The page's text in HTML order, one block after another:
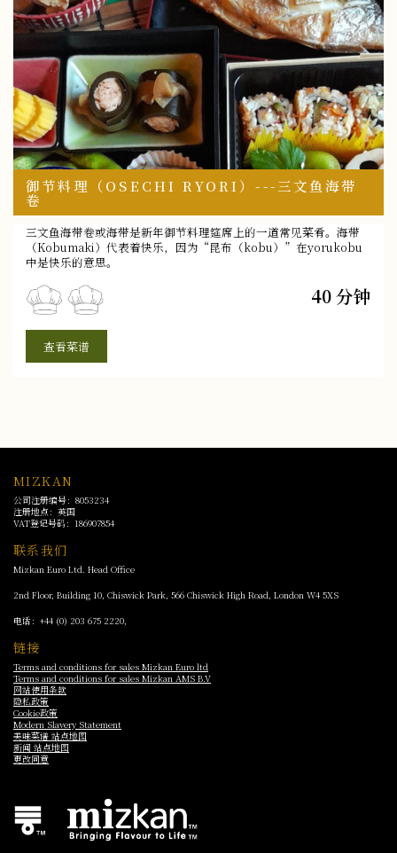
御节料理（OSECHI RYORI）---三文鱼海带
卷
三文鱼海带卷或海带是新年御节料理筵席上的一道常见菜肴。海带
（Kobumaki）代表着快乐，因为“昆布（kobu）”在yorukobu
中是快乐的意思。
40 分钟
查看菜谱
MIZKAN
公司注册编号：8053234
注册地点：英国
VAT登记号码：186907854
联系我们
Mizkan Euro Ltd. Head Office
2nd Floor, Building 10, Chiswick Park, 566 Chiswick High Road, London W4 5XS
电话： +44 (0) 203 675 2220,
链接
Terms and conditions for sales Mizkan Euro ltd
Terms and conditions for sales Mizkan AMS B.V
网站使用条款
隐私政策
Cookie政策
Modern Slavery Statement
美味菜谱 站点地图
新闻 站点地图
更改同意